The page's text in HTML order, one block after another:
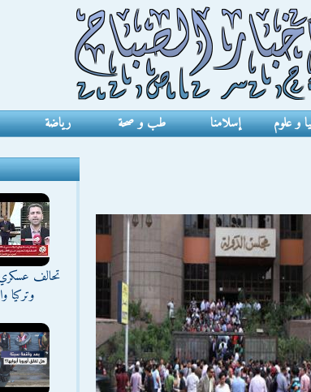
و علوم إسلامنا طب و صحة رياضة
تحالف
وتركيا